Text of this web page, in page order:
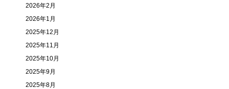
2026年2月
2026年1月
2025年12月
2025年11月
2025年10月
2025年9月
2025年8月